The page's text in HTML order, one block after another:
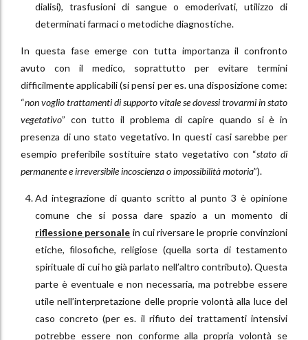
dialisi), trasfusioni di sangue o emoderivati, utilizzo di
determinati farmaci o metodiche diagnostiche.
In questa fase emerge con tutta importanza il confronto
avuto con il medico, soprattutto per evitare termini
difficilmente applicabili (si pensi per es. una disposizione come:
“non voglio trattamenti di supporto vitale se dovessi trovarmi in stato
vegetativo” con tutto il problema di capire quando si è in
presenza di uno stato vegetativo. In questi casi sarebbe per
esempio preferibile sostituire stato vegetativo con “stato di
permanente e irreversibile incoscienza o impossibilità motoria”).
Ad integrazione di quanto scritto al punto 3 è opinione
comune che si possa dare spazio a un momento di
riflessione personale in cui riversare le proprie convinzioni
etiche, filosofiche, religiose (quella sorta di testamento
spirituale di cui ho già parlato nell’altro contributo). Questa
parte è eventuale e non necessaria, ma potrebbe essere
utile nell’interpretazione delle proprie volontà alla luce del
caso concreto (per es. il rifiuto dei trattamenti intensivi
potrebbe essere non conforme alla propria volontà se